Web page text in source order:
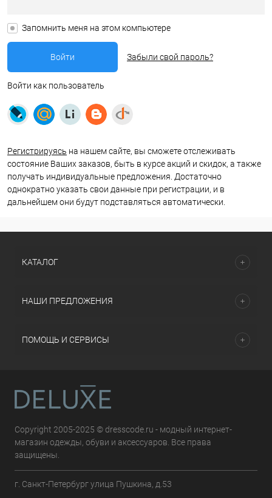
Запомнить меня на этом компьютере
Забыли свой пароль?
Войти как пользователь
Регистрируясь на нашем сайте, вы сможете отслеживать
состояние Ваших заказов, быть в курсе акций и скидок, а также
получать индивидуальные предложения. Достаточно
однократно указать свои данные при регистрации, и в
дальнейшем они будут подставляться автоматически.
КАТАЛОГ
НАШИ ПРЕДЛОЖЕНИЯ
ПОМОЩЬ И СЕРВИСЫ
Copyright 2005-2025 © dresscode.ru - модный интернет-
магазин одежды, обуви и аксессуаров. Все права
защищены.
г. Санкт-Петербург улица Пушкина, д.53